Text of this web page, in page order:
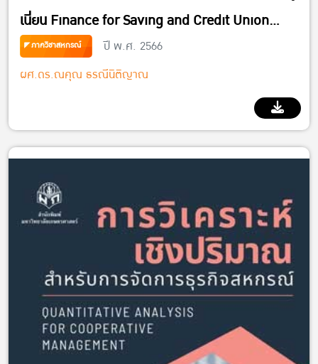
เนี่ยน Finance for Saving and Credit Union
Cooperatives
ภาควิชาสหกรณ์
ปี พ.ศ. 2566
ผศ.ดร.ณคุณ ธรณีนิติญาณ